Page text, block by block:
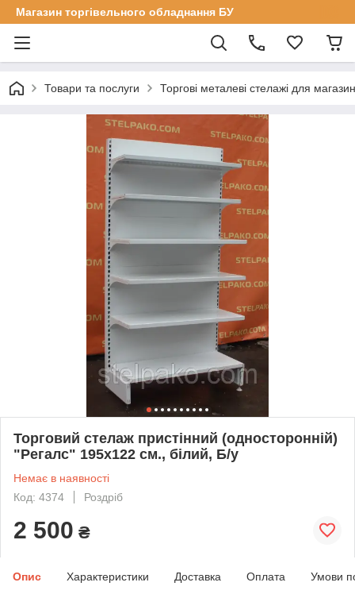
Магазин торгівельного обладнання БУ
Товари та послуги Торгові металеві стелажі для
Торговий стелаж пристінний (односторонній)
"Регалс" 195х122 см., білий, Б/у
Немає в наявності
Код: 4374
Роздріб
2 500 ₴
Опис Характеристики Доставка Оплата Умови